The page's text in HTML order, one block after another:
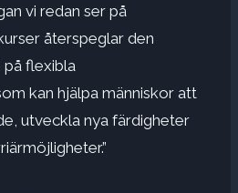
vi redan ser på
återspeglar den
flexibla
kan hjälpa människor att
utveckla nya färdigheter